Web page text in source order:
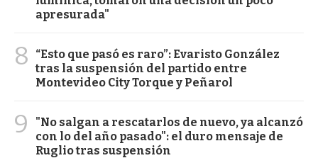
apresurada"
8
“Esto que pasó es raro”: Evaristo González
tras la suspensión del partido entre
Montevideo City Torque y Peñarol
9
"No salgan a rescatarlos de nuevo, ya alcanzó
con lo del año pasado": el duro mensaje de
Ruglio tras suspensión